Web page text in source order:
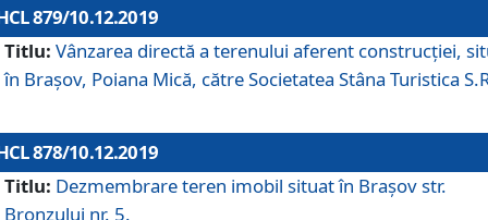
879/10.12.2019
Titlu: Vânzarea directă a terenului aferent construcției,
în Brașov, Poiana Mică, către Societatea Stâna Turistica
878/10.12.2019
Titlu: Dezmembrare teren imobil situat în Brașov str.
Bronzului nr. 5.